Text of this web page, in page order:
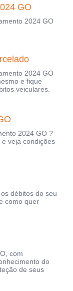
GO
2024 GO
2024 GO
e fique
veiculares.
2024 GO ?
veja condições
débitos do seu
como quer
com
do
de seus